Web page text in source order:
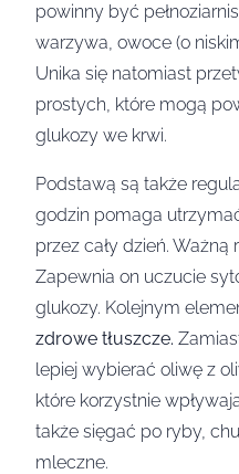
powinny być
warzywa, owoce (o
Unika się natomiast
prostych, które mogą
glukozy we krwi.
Podstawą są także
godzin pomaga
przez cały dzień. Ważną
Zapewnia on uczucie
glukozy. Kolejnym
zdrowe tłuszcze.
lepiej wybierać oliwę z
które korzystnie
także sięgać po ryby,
mleczne.